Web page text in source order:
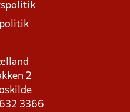
2
3366